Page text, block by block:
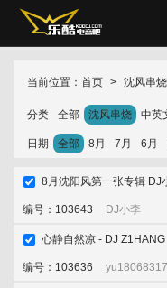
中文舞曲 沈风中文 包厢中文
越鼓专区
会员中心
升级VIP
当前位置： 首页 沈风串烧
分类 全部 沈风串烧 中英
日期 全部 8月 7月 6月
8月沈阳风第一张专辑 DJ
编号：103643 DJ小李
添加喜欢
心静自然凉 - DJ Z1HANG
编号：103636